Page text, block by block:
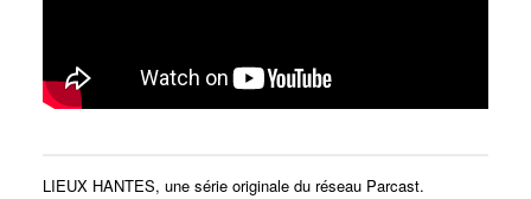
LIEUX HANTES, une série originale du réseau Parcast.